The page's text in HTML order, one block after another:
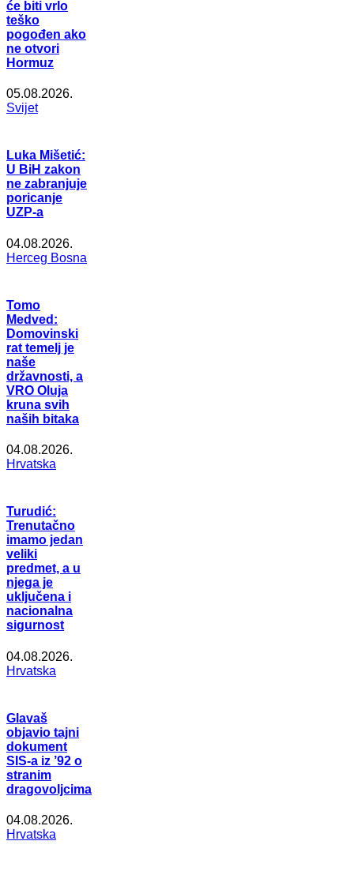
će biti vrlo
teško
pogođen ako
ne otvori
Hormuz
05.08.2026.
Svijet
Luka Mišetić:
U BiH zakon
ne zabranjuje
poricanje
UZP-a
04.08.2026.
Herceg Bosna
Tomo
Medved:
Domovinski
rat temelj je
naše
državnosti, a
VRO Oluja
kruna svih
naših bitaka
04.08.2026.
Hrvatska
Turudić:
Trenutačno
imamo jedan
veliki
predmet, a u
njega je
uključena i
nacionalna
sigurnost
04.08.2026.
Hrvatska
Glavaš
objavio tajni
dokument
SIS-a iz ’92 o
stranim
dragovoljcima
04.08.2026.
Hrvatska